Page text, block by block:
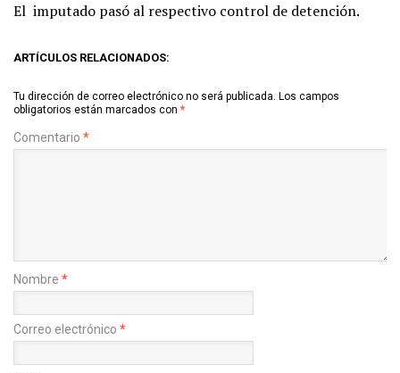
El imputado pasó al respectivo control de detención.
ARTÍCULOS RELACIONADOS:
Tu dirección de correo electrónico no será publicada. Los campos
obligatorios están marcados con *
Comentario *
Nombre *
Correo electrónico *